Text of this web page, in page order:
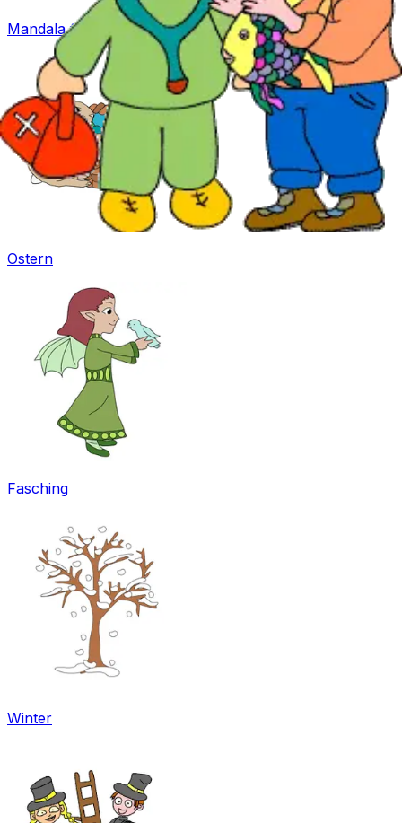
Mandala für Kinder
Ostern
Fasching
Winter